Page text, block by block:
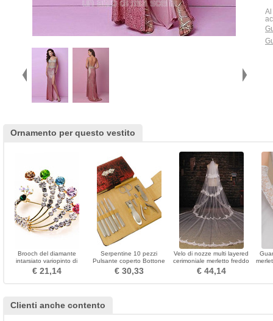
Al
Ornamento per questo vestito
Brooch del diamante
intarsiato variopinto di
pavone di temperamento
€ 21,14
Serpentine 10 pezzi
Pulsante coperto Bottone
Top Clippers di affari di
grado grado
€ 30,33
Velo di nozze multi layered
cerimoniale merletto freddo
pizzo lungo tessuto
€ 44,14
Clienti anche contento